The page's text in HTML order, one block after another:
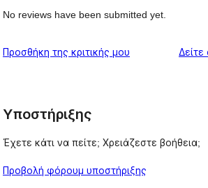
No reviews have been submitted yet.
Προσθήκη της κριτικής μου Δείτε
Υποστήριξης
Έχετε κάτι να πείτε; Χρειάζεστε βοήθεια;
Προβολή φόρουμ υποστήριξης